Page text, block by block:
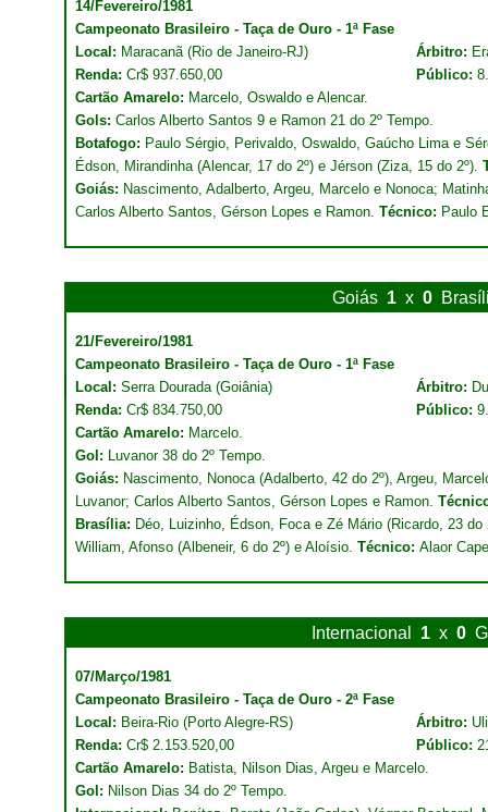
14/Fevereiro/1981
Campeonato Brasileiro - Taça de Ouro - 1ª Fase
Local: Maracanã (Rio de Janeiro-RJ) Árbitro:
Renda: Cr$ 937.650,00 Público:
Cartão Amarelo: Marcelo, Oswaldo e Alencar.
Gols: Carlos Alberto Santos 9 e Ramon 21 do 2º Tempo.
Botafogo: Paulo Sérgio, Perivaldo, Oswaldo, Gaúcho Lima e
Édson, Mirandinha (Alencar, 17 do 2º) e Jérson (Ziza, 15 do 2º).
Goiás: Nascimento, Adalberto, Argeu, Marcelo e Nonoca;
Carlos Alberto Santos, Gérson Lopes e Ramon. Técnico: Paulo
Goiás 1 x 0
21/Fevereiro/1981
Campeonato Brasileiro - Taça de Ouro - 1ª Fase
Local: Serra Dourada (Goiânia) Árbitro:
Renda: Cr$ 834.750,00 Público:
Cartão Amarelo: Marcelo.
Gol: Luvanor 38 do 2º Tempo.
Goiás: Nascimento, Nonoca (Adalberto, 42 do 2º), Argeu,
Luvanor; Carlos Alberto Santos, Gérson Lopes e Ramon.
Brasília: Déo, Luizinho, Édson, Foca e Zé Mário (Ricardo, 23
William, Afonso (Albeneir, 6 do 2º) e Aloísio. Técnico: Alaor
Internacional 1 x 0
07/Março/1981
Campeonato Brasileiro - Taça de Ouro - 2ª Fase
Local: Beira-Rio (Porto Alegre-RS) Árbitro:
Renda: Cr$ 2.153.520,00 Público:
Cartão Amarelo: Batista, Nilson Dias, Argeu e Marcelo.
Gol: Nilson Dias 34 do 2º Tempo.